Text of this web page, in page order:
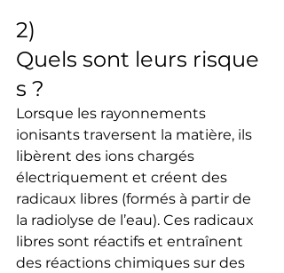
2)
Quels sont leurs risque
s ?
Lorsque les rayonnements
ionisants traversent la matière, ils
libèrent des ions chargés
électriquement et créent des
radicaux libres (formés à partir de
la radiolyse de l’eau). Ces radicaux
libres sont réactifs et entraînent
des réactions chimiques sur des